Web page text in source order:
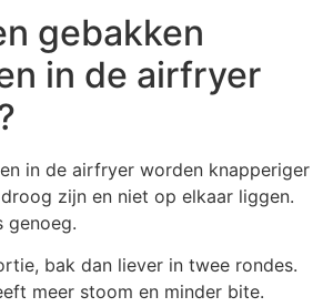
gebakken
in de airfryer
in de airfryer worden knapperiger
zijn en niet op elkaar liggen.
genoeg.
bak dan liever in twee rondes.
meer stoom en minder bite.